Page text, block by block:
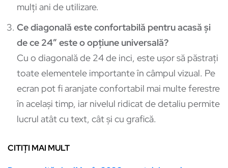
mulți ani de utilizare.
Ce diagonală este confortabilă pentru acasă și
de ce 24″ este o opțiune universală?
Cu o diagonală de 24 de inci, este ușor să păstrați
toate elementele importante în câmpul vizual. Pe
ecran pot fi aranjate confortabil mai multe ferestre
în același timp, iar nivelul ridicat de detaliu permite
lucrul atât cu text, cât și cu grafică.
CITIȚI MAI MULT